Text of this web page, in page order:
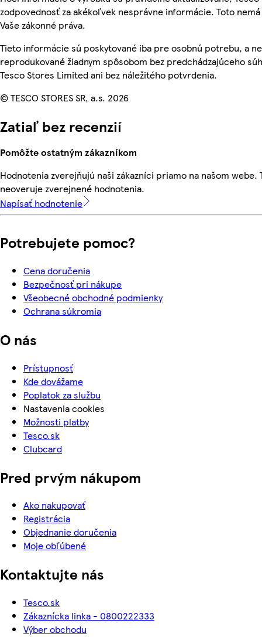
zodpovednosť za akékoľvek nesprávne informácie. Toto
Vaše zákonné práva.
Tieto informácie sú poskytované iba pre osobnú potrebu, a
reprodukované žiadnym spôsobom bez predchádzajúceho
Tesco Stores Limited ani bez náležitého potvrdenia.
© TESCO STORES SR, a.s. 2026
Zatiaľ bez recenzií
Pomôžte ostatným zákazníkom
Hodnotenia zverejňujú naši zákazníci priamo na našom webe.
neoveruje zverejnené hodnotenia.
Napísať hodnotenie
Potrebujete pomoc?
Cena doručenia
Bezpečnosť pri nákupe
Všeobecné obchodné podmienky
Ochrana súkromia
O nás
Prístupnosť
Kde dovážame
Poplatok za službu
Nastavenia cookies
Možnosti platby
Tesco.sk
Clubcard
Pred prvým nákupom
Ako nakupovať
Registrácia
Objednanie doručenia
Moje obľúbené
Kontaktujte nás
Tesco.sk
Zákaznícka linka - 0800222333
Výber obchodu